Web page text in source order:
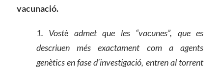
vacunació.
1. Vostè admet que les “vacunes”, que es
descriuen més exactament com a agents
genètics en fase d’investigació, entrenal torrent